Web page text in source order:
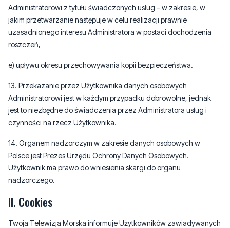
Administratorowi z tytułu świadczonych usług – w zakresie, w
jakim przetwarzanie następuje w celu realizacji prawnie
uzasadnionego interesu Administratora w postaci dochodzenia
roszczeń,
e) upływu okresu przechowywania kopii bezpieczeństwa.
13. Przekazanie przez Użytkownika danych osobowych
Administratorowi jest w każdym przypadku dobrowolne, jednak
jest to niezbędne do świadczenia przez Administratora usług i
czynności na rzecz Użytkownika.
14. Organem nadzorczym w zakresie danych osobowych w
Polsce jest Prezes Urzędu Ochrony Danych Osobowych.
Użytkownik ma prawo do wniesienia skargi do organu
nadzorczego.
II. Cookies
Twoja Telewizja Morska informuje Użytkowników zawiadywanych